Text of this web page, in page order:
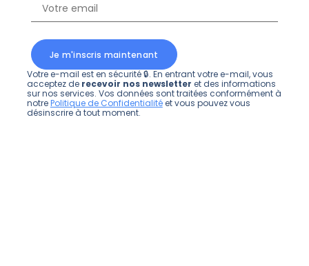
Je m'inscris maintenant
Votre e-mail est en sécurité 🔒. En entrant votre e-mail, vous
acceptez de recevoir nos newsletter et des informations
sur nos services. Vos données sont traitées conformément à
notrePolitique de Confidentialitéet vous pouvez vous
désinscrire à tout moment.